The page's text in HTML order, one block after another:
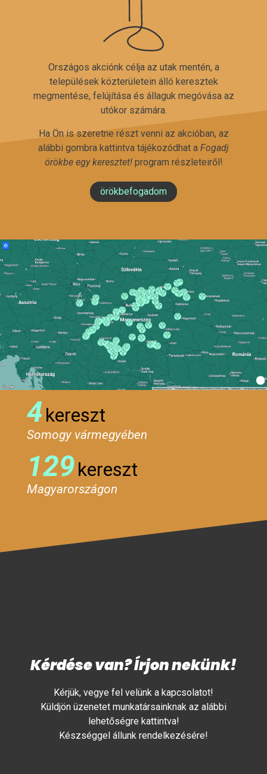
Országos akciónk célja az utak mentén, a
települések közterületein álló keresztek
megmentése, felújítása és állaguk megóvása az
utókor számára.
Ha Ön is szeretne részt venni az akcióban, az
alábbi gombra kattintva tájékozódhat a Fogadj
örökbe egy keresztet!program részleteiről!
örökbefogadom
4kereszt
Somogy vármegyében
129kereszt
Magyarországon
Kérdése van? Írjon nekünk!
Kérjük, vegye fel velünk a kapcsolatot!
Küldjön üzenetet munkatársainknak az alábbi
lehetőségre kattintva!
Készséggel állunk rendelkezésére!